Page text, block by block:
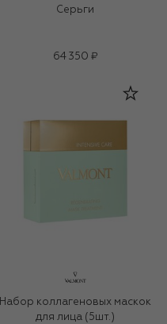
Серьги
64 350 ₽
Набор коллагеновых маскок
для лица (5шт.)